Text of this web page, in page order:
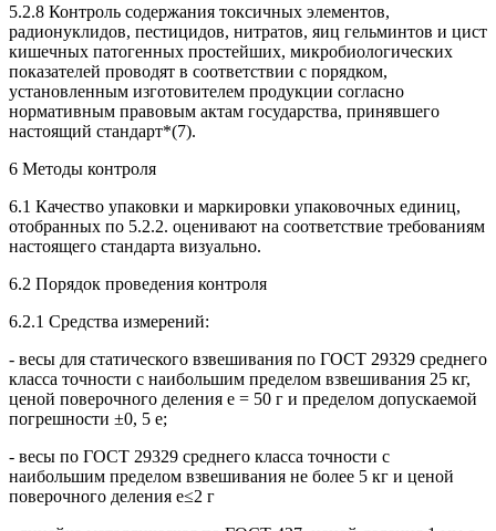
5.2.8 Контроль содержания токсичных элементов,
радионуклидов, пестицидов, нитратов, яиц гельминтов и цист
кишечных патогенных простейших, микробиологических
показателей проводят в соответствии с порядком,
установленным изготовителем продукции согласно
нормативным правовым актам государства, принявшего
настоящий стандарт*(7).
6 Методы контроля
6.1 Качество упаковки и маркировки упаковочных единиц,
отобранных по 5.2.2. оценивают на соответствие требованиям
настоящего стандарта визуально.
6.2 Порядок проведения контроля
6.2.1 Средства измерений:
- весы для статического взвешивания по ГОСТ 29329 среднего
класса точности с наибольшим пределом взвешивания 25 кг,
ценой поверочного деления е = 50 г и пределом допускаемой
погрешности ±0, 5 е;
- весы по ГОСТ 29329 среднего класса точности с
наибольшим пределом взвешивания не более 5 кг и ценой
поверочного деления е≤2 г